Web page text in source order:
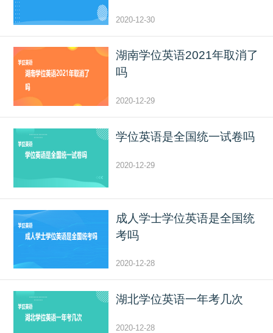
2020-12-30
湖南学位英语2021年取消了
吗
2020-12-29
学位英语是全国统一试卷吗
2020-12-29
成人学士学位英语是全国统
考吗
2020-12-28
湖北学位英语一年考几次
2020-12-28